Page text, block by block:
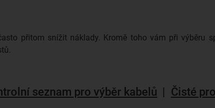
přitom snížit náklady. Kromě toho vám při výběru
seznam pro výběr kabelů | Čisté